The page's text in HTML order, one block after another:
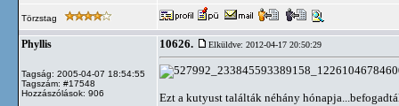
Törzstag
Phyllis
Tagság: 2005-04-07 18:54:55
Tagszám: #17548
Hozzászólások: 906
10626. Elküldve: 2012-04-17 20:50:29
Ezt a kutyust találták néhány